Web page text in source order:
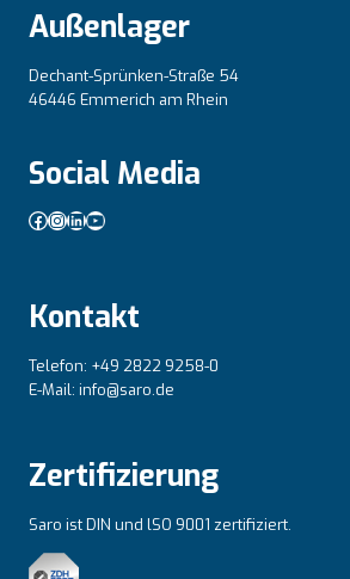
Außenlager
Dechant-Sprünken-Straße 54
46446 Emmerich am Rhein
Social Media
Facebook
Instagram
LinkedIn
YouTube
Kontakt
Telefon: +49 2822 9258-0
E-Mail: info@saro.de
Zertifizierung
Saro ist DIN und lSO 9001 zertifiziert.